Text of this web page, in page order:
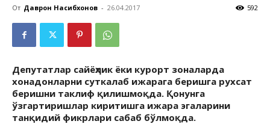
От Даврон Насибхонов - 26.04.2017 592
Депутатлар сайёҳлик ёки курорт зоналарда
хонадонларни суткалаб ижарага беришга рухсат
беришни таклиф қилишмоқда. Қонунга
ўзгартиришлар киритишга ижара эгаларини
танқидий фикрлари сабаб бўлмоқда.